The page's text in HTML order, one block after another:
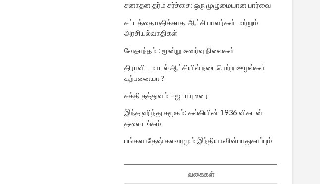
சனாதன தர்ம சர்ச்சை: ஒரு முழுமையான பார்வை
சட்டத்தை மதிக்காத ஆட்சியாளர்கள் மற்றும்
அரசியல்வாதிகள்
வேதாந்தம் : மூன்று உணர்வு நிலைகள்
திராவிட மாடல் ஆட்சியில் நடைபெற்ற ஊழல்கள்
கற்பனையா ?
சக்தி தத்துவம் – ஜடாயு உரை
இந்த ஹிந்து சமூகம்: கல்கியின் 1936 விகடன்
தலையங்கம்
பங்களாதேஷ் கலவரமும் இந்தியாவின்பாதுகாப்பும்
வகைகள்